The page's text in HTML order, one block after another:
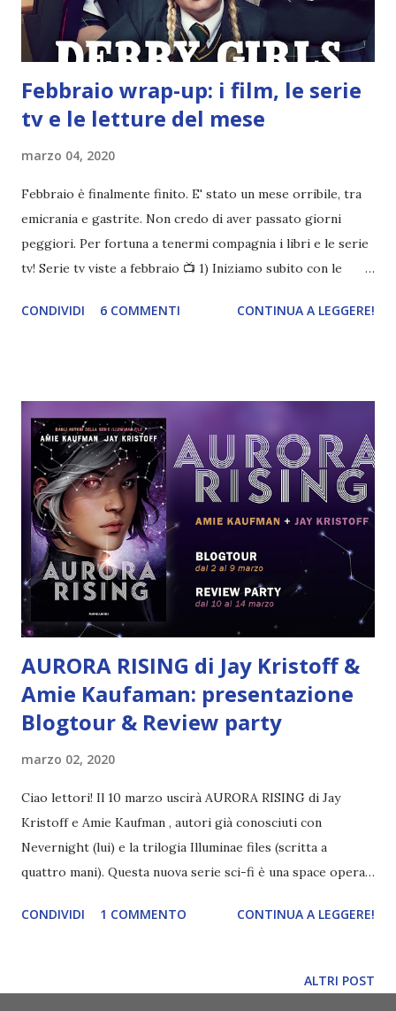
non-ci-posso-credere . E, apparentemente, anche il più
noioso ...
Febbraio wrap-up: i film, le serie
tv e le letture del mese
marzo 04, 2020
Febbraio è finalmente finito. E' stato un mese orribile, tra
emicrania e gastrite. Non credo di aver passato giorni
peggiori. Per fortuna a tenermi compagnia i libri e le serie
tv! Serie tv viste a febbraio 📺 1) Iniziamo subito con le
Girls , che in tanti mi hanno consigliato quando ho chiesto
proseguito perché me ne sono innamorata . Mi ha divertito
da morire. Fateci un pensierino: sono solo due stagioni da 6
episodi. Magari ve ne parlo meglio in un post a parte. 2) Ho
visto buona parte di Shameless 10 , ma a quattro episodi
dalla fine ho avuto una battuta di arresto. Vi amo Gallagher,
ma ho bisogno di una pausa. Tra l'altro con il mal di testa
non mi andava di star dietro ai sottotitoli. 3) Poi a distanza
di nonmiricordoquanti anni ho termi...
CONDIVIDI 6 COMMENTI CONTINUA A LEGGERE!
AURORA RISING di Jay Kristoff &
Amie Kaufaman: presentazione
Blogtour & Review party
marzo 02, 2020
Ciao lettori! Il 10 marzo uscirà AURORA RISING di Jay
Kristoff e Amie Kaufman , autori già conosciuti con
Nevernight (lui) e la trilogia Illuminae files (scritta a
quattro mani). Questa nuova serie sci-fi è una space opera
attinge alla cultura pop. I protagonisti di questa avventura
alle selezioni, troppo impegnato a fare l'eroe! Quindi si
CONDIVIDI 1 COMMENTO CONTINUA A LEGGERE!
ALTRI POST